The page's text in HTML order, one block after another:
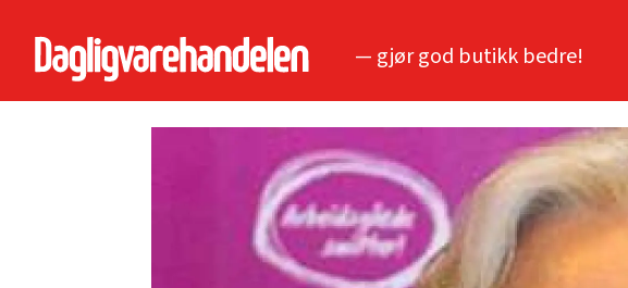
— gjør god butikk bedre!